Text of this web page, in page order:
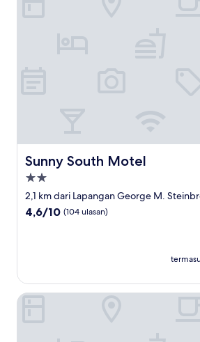
Sunny South Motel
Sunny South Motel
Properti
bintang
2.0
2,1 km dari Lapangan George M.
4.6
4,6/10 (104 ulasan)
Element by Marriott Tampa Midtown